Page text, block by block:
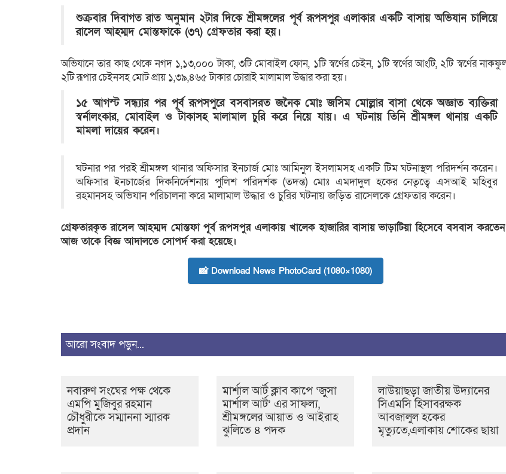
শুক্রবার দিবাগত রাত অনুমান ২টার দিকে শ্রীমঙ্গলের পূর্ব রূপসপুর এলাকার একটি বাসায় অভিযান চালিয়ে
রাসেল আহম্মদ মোস্তফাকে (৩৭) গ্রেফতার করা হয়।
অভিযানে তার কাছ থেকে নগদ ১,১৩,০০০ টাকা, ৩টি মোবাইল ফোন, ১টি স্বর্ণের চেইন, ১টি স্বর্ণের আংটি, ২টি স্বর্ণের
২টি রূপার চেইনসহ মোট প্রায় ১,৩৯,৪৬৫ টাকার চোরাই মালামাল উদ্ধার করা হয়।
১৫ আগস্ট সন্ধ্যার পর পূর্ব রূপসপুরে বসবাসরত জনৈক মোঃ জসিম মোল্লার বাসা থেকে অজ্ঞাত ব্যক্তিরা
স্বর্নালংকার, মোবাইল ও টাকাসহ মালামাল চুরি করে নিয়ে যায়। এ ঘটনায় তিনি শ্রীমঙ্গল থানায় একটি
মামলা দায়ের করেন।
ঘটনার পর পরই শ্রীমঙ্গল থানার অফিসার ইনচার্জ মোঃ আমিনুল ইসলামসহ একটি টিম ঘটনাস্থল পরিদর্শন করেন।
অফিসার ইনচার্জের দিকনির্দেশনায় পুলিশ পরিদর্শক (তদন্ত) মোঃ এমদাদুল হকের নেতৃত্বে এসআই মহিবুর
রহমানসহ অভিযান পরিচালনা করে মালামাল উদ্ধার ও চুরির ঘটনায় জড়িত রাসেলকে গ্রেফতার করেন।
গ্রেফতারকৃত রাসেল আহম্মদ মোস্তফা পূর্ব রূপসপুর এলাকায় খালেক হাজারির বাসায় ভাড়াটিয়া হিসেবে বসবাস
আজ তাকে বিজ্ঞ আদালতে সোপর্দ করা হয়েছে।
📸 Download News PhotoCard (1080×1080)
আরো সংবাদ পড়ুন...
নবারুণ সংঘের পক্ষ থেকে
এমপি মুজিবুর রহমান
চৌধুরীকে সম্মাননা স্মারক
প্রদান
মার্শাল আর্ট ক্লাব কাপে ‘জুসা
মার্শাল আর্ট’ এর সাফল্য,
শ্রীমঙ্গলের আয়াত ও আইরাহ
ঝুলিতে ৪ পদক
লাউয়াছড়া জাতীয় উদ্যানের
সিএমসি হিসাবরক্ষক
আবজালুল হকের
মৃত্যুতে,এলাকায় শোকের ছায়া